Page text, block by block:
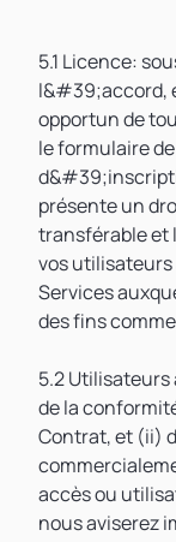
5.1 Licence:
l&#39;accord,
opportun de
le formulaire
présente un
transférable et
vos
Services
des fins
5.2
de la
Contrat, et (ii)
accès ou
nous aviserez